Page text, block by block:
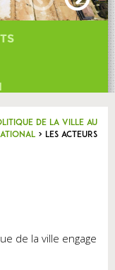
de la Ville au
> Les acteurs
de la ville engage